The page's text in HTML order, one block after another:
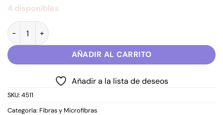
4 disponibles
STABILO Fibras Pen 68 SET x 8 + 2 Clásicos cantidad
AÑADIR AL CARRITO
Añadir a la lista de deseos
SKU: 4511
Categoría: Fibras y Microfibras